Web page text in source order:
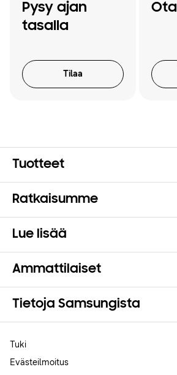
Pysy ajan
tasalla
Tilaa
Tuotteet
Ratkaisumme
Lue lisää
Ammattilaiset
Tietoja Samsungista
Tuki
Evästeilmoitus